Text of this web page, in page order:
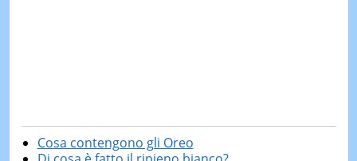
Cosa contengono gli Oreo